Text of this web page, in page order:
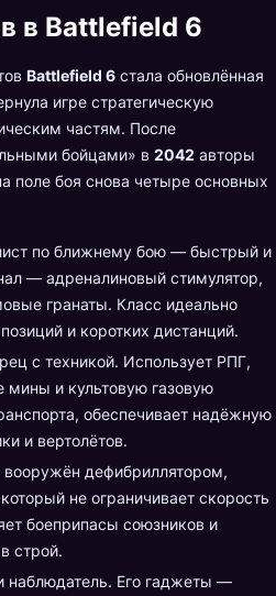
в Battlefield 6
Battlefield 6 стала обновлённая
игре стратегическую
частям. После
бойцами» в 2042 авторы
поле боя снова четыре основных
по ближнему бою — быстрый и
— адреналиновый стимулятор,
гранаты. Класс идеально
и коротких дистанций.
с техникой. Использует РПГ,
мины и культовую газовую
обеспечивает надёжную
и вертолётов.
дефибриллятором,
не ограничивает скорость
боеприпасы союзников и
строй.
наблюдатель. Его гаджеты —